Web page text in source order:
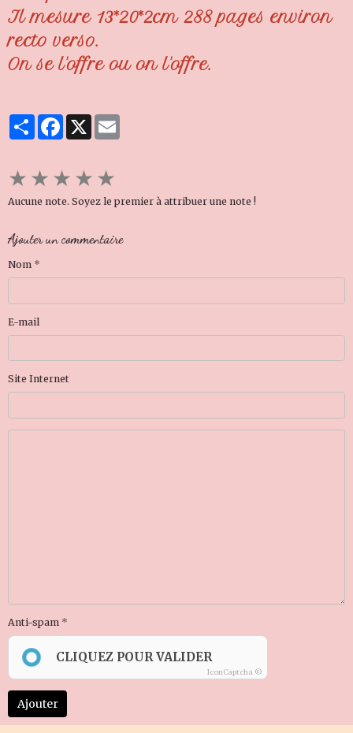
Il mesure 13*20*2cm 288 pages environ
recto verso.
On se l'offre ou on l'offre.
PartagerFacebook
X
★★★★★
Aucune note. Soyez le premier à attribuer une note !
Ajouter un commentaire
Nom
E-mail
Site Internet
Anti-spam
CLIQUEZ POUR VALIDER
IconCaptcha ©
Ajouter